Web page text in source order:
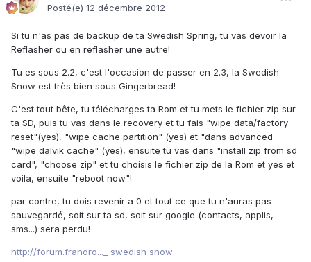
Posté(e) 12 décembre 2012
Si tu n'as pas de backup de ta Swedish Spring, tu vas devoir la
Reflasher ou en reflasher une autre!
Tu es sous 2.2, c'est l'occasion de passer en 2.3, la Swedish
Snow est très bien sous Gingerbread!
C'est tout bête, tu télécharges ta Rom et tu mets le fichier zip sur
ta SD, puis tu vas dans le recovery et tu fais "wipe data/factory
reset"(yes), "wipe cache partition" (yes) et "dans advanced
"wipe dalvik cache" (yes), ensuite tu vas dans "install zip from sd
card", "choose zip" et tu choisis le fichier zip de la Rom et yes et
voila, ensuite "reboot now"!
par contre, tu dois revenir a 0 et tout ce que tu n'auras pas
sauvegardé, soit sur ta sd, soit sur google (contacts, applis,
sms...) sera perdu!
http://forum.frandro..._ swedish snow